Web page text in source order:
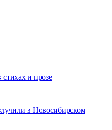
стихах и прозе
в Новосибирском